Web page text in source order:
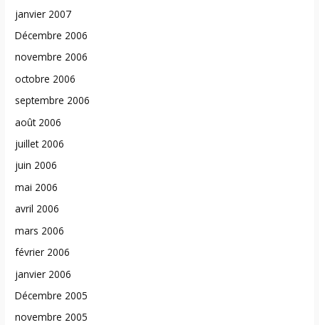
janvier 2007
Décembre 2006
novembre 2006
octobre 2006
septembre 2006
août 2006
juillet 2006
juin 2006
mai 2006
avril 2006
mars 2006
février 2006
janvier 2006
Décembre 2005
novembre 2005